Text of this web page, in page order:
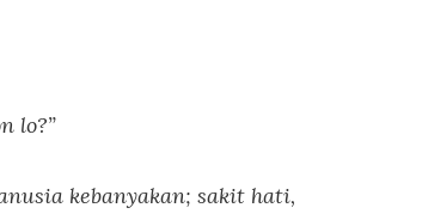
lo?”
kebanyakan; sakit hati,